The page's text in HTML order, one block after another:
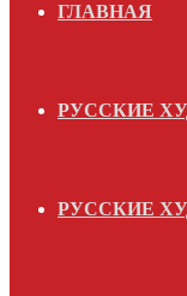
ГЛАВНАЯ
РУССКИЕ
РУССКИЕ